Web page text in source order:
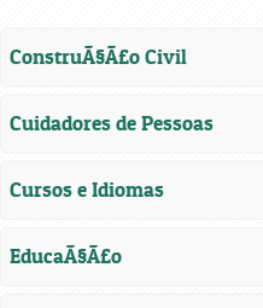
ConstruÃ§Ã£o Civil
Cuidadores de Pessoas
Cursos e Idiomas
EducaÃ§Ã£o